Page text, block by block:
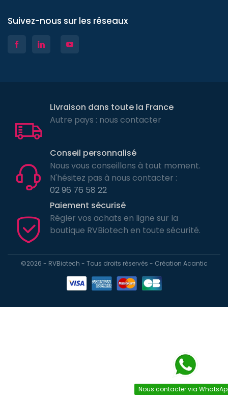
Nous contacter via
Suivez-nous sur les réseaux
Livraison dans toute la France
Autre pays : nous contacter
Conseil personnalisé
Nous vous conseillons à tout moment.
N'hésitez pas à nous contacter :
02 96 76 58 22
Paiement sécurisé
Régler vos achats en ligne sur la
boutique RVBiotech en toute sécurité.
©2026 - RVBiotech - Tous droits réservés - Création Acantic